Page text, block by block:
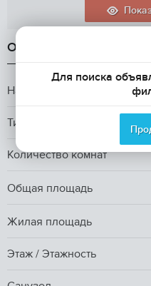
ОБЩАЯ ИНФОРМАЦИЯ
Название ЖК
Тип жилья
Количество комнат
Общая площадь
Жилая площадь
Этаж / Этажность
Для поиска